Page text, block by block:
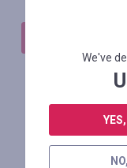
We've